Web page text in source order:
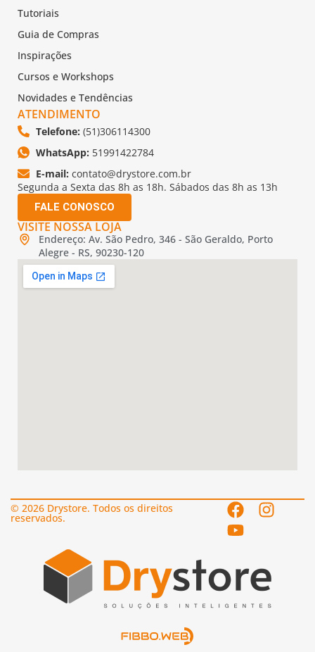
Tutoriais
Guia de Compras
Inspirações
Cursos e Workshops
Novidades e Tendências
ATENDIMENTO
Telefone: (51)306114300
WhatsApp: 51991422784
E-mail: contato@drystore.com.br
Segunda a Sexta das 8h as 18h. Sábados das 8h as 13h
FALE CONOSCO
VISITE NOSSA LOJA
Endereço: Av. São Pedro, 346 - São Geraldo, Porto
Alegre - RS, 90230-120
© 2026 Drystore. Todos os direitos
reservados.